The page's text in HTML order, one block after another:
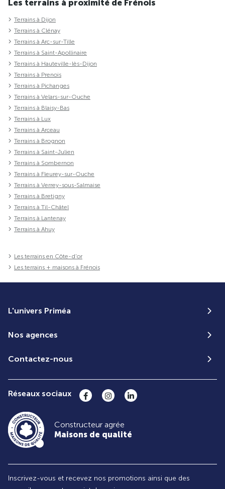
Les terrains à proximité de Frénois
Terrains à Dijon
Terrains à Clénay
Terrains à Arc-sur-Tille
Terrains à Saint-Apollinaire
Terrains à Hauteville-lès-Dijon
Terrains à Prenois
Terrains à Pichanges
Terrains à Velars-sur-Ouche
Terrains à Blaisy-Bas
Terrains à Lux
Terrains à Arceau
Terrains à Brognon
Terrains à Saint-Julien
Terrains à Sombernon
Terrains à Fleurey-sur-Ouche
Terrains à Verrey-sous-Salmaise
Terrains à Bretigny
Terrains à Til-Châtel
Terrains à Lantenay
Terrains à Ahuy
Les terrains en Côte-d'or
Les terrains + maisons à Frénois
L'univers Priméa
Nos agences
Contactez-nous
Réseaux sociaux
Constructeur agrée
Maisons de qualité
Inscrivez-vous et recevez nos promotions ainsi que des